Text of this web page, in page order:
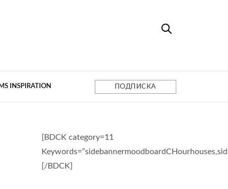
INSPIRATION ПОДПИСКА
[BDCK category=11
[/BDCK]